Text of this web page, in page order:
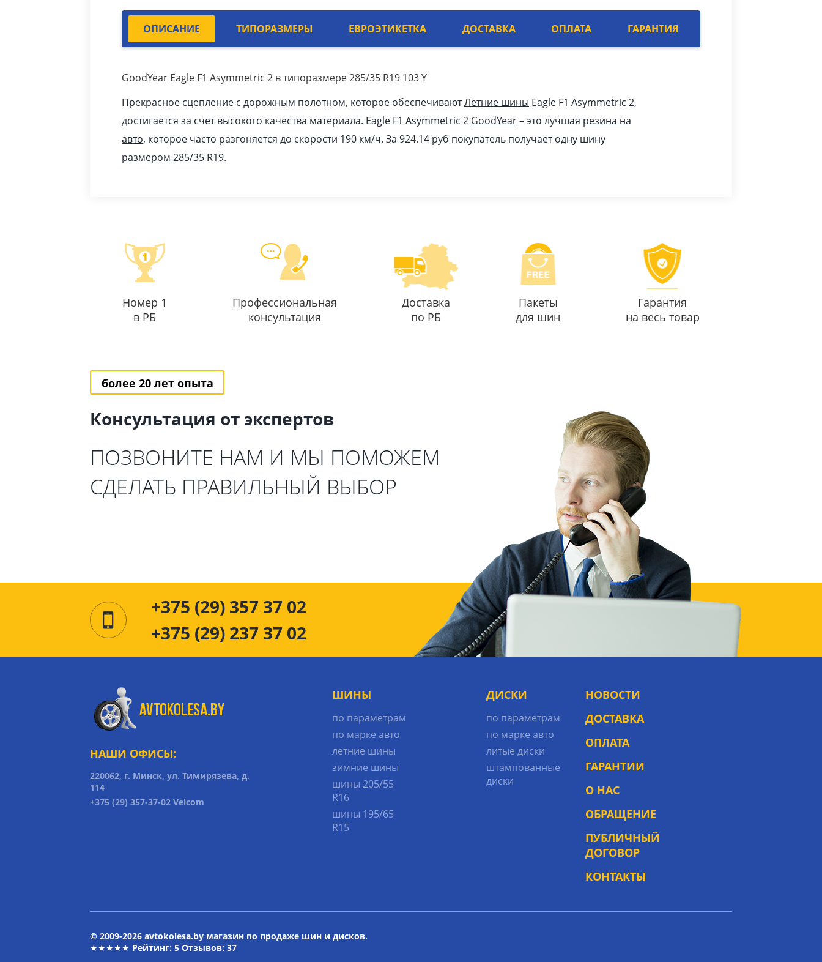
ОПИСАНИЕ ТИПОРАЗМЕРЫ ЕВРОЭТИКЕТКА ДОСТАВКА ОПЛАТА ГАРАНТИЯ
GoodYear Eagle F1 Asymmetric 2 в типоразмере 285/35 R19 103 Y
Прекрасное сцепление с дорожным полотном, которое обеспечиваютЛетние шины Eagle F1 Asymmetric 2,
достигается за счет высокого качества материала. Eagle F1 Asymmetric 2 GoodYear– это лучшая резина на
авто, которое часто разгоняется до скорости 190 км/ч. За 924.14 pуб покупатель получает одну шину
размером 285/35 R19.
Номер 1
в РБ
Профессиональная
консультация
Доставка
по РБ
Пакеты
для шин
Гарантия
на весь товар
более 20 лет опыта
Консультация от экспертов
ПОЗВОНИТЕ НАМ И МЫ ПОМОЖЕМ
СДЕЛАТЬ ПРАВИЛЬНЫЙ ВЫБОР
+375 (29) 357 37 02
+375 (29) 237 37 02
НАШИ ОФИСЫ:
220062, г. Минск, ул. Тимирязева, д.
114
+375 (29) 357-37-02 Velcom
ШИНЫ
по параметрам
по марке авто
летние шины
зимние шины
шины 205/55
R16
шины 195/65
R15
ДИСКИ
по параметрам
по марке авто
литые диски
штампованные
диски
НОВОСТИ
ДОСТАВКА
ОПЛАТА
ГАРАНТИИ
О НАС
ОБРАЩЕНИЕ
ПУБЛИЧНЫЙ
ДОГОВОР
КОНТАКТЫ
© 2009-2026 avtokolesa.by магазин по продаже шин и дисков.
★★★★★ Рейтинг: 5 Отзывов: 37